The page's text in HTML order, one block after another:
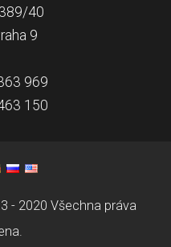
40
9
969
150
- 2020 Všechna práva